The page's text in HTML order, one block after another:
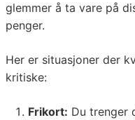
glemmer å ta vare på
penger.
Her er situasjoner der
kritiske:
Frikort: Du trenger